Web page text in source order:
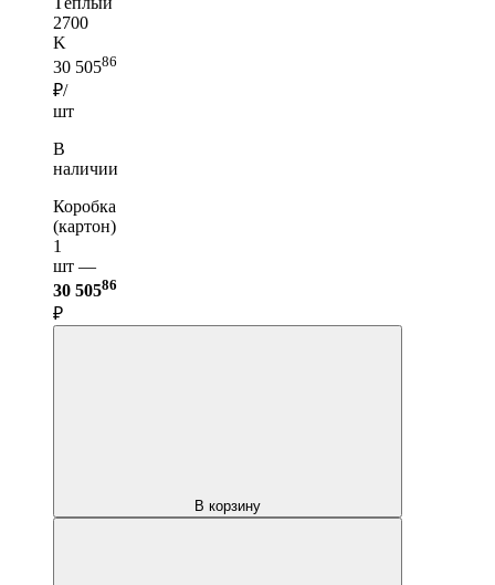
2700
K
30 50586
₽/
шт
В
наличии
Коробка
(картон)
1
шт —
30 50586
₽
В корзину